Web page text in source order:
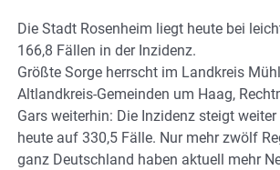
Die Stadt Rosenheim liegt heute bei
166,8 Fällen in der Inzidenz.
Größte Sorge herrscht im Landkreis
Altlandkreis-Gemeinden um Haag,
Gars weiterhin: Die Inzidenz steigt
heute auf 330,5 Fälle. Nur mehr zwölf
ganz Deutschland haben aktuell mehr